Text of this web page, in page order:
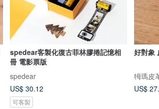
spedear客製化復古菲林膠捲記憶相
冊 電影票版
spedear
US$ 30.12
可客製
好對象
牳瑪皮
US$